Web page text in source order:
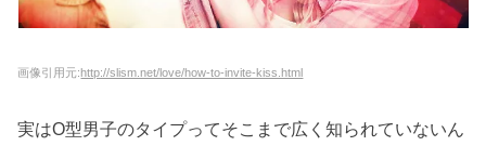
画像引用元:http://slism.net/love/how-to-invite-kiss.html
実はO型男子のタイプってそこまで広く知られていないん